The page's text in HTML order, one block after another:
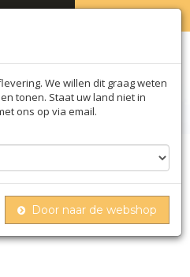
We willen dit graag weten
tonen. Staat uw land niet in
ons op via email.
Door naar de webshop